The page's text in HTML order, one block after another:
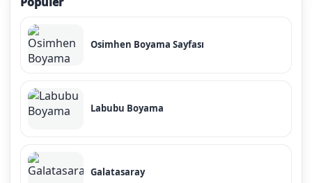
Osimhen Boyama Sayfası
Labubu Boyama
Galatasaray